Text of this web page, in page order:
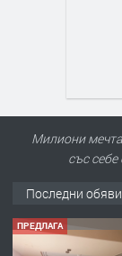
Милиони
със
Последни обяви
ПРЕДЛАГА